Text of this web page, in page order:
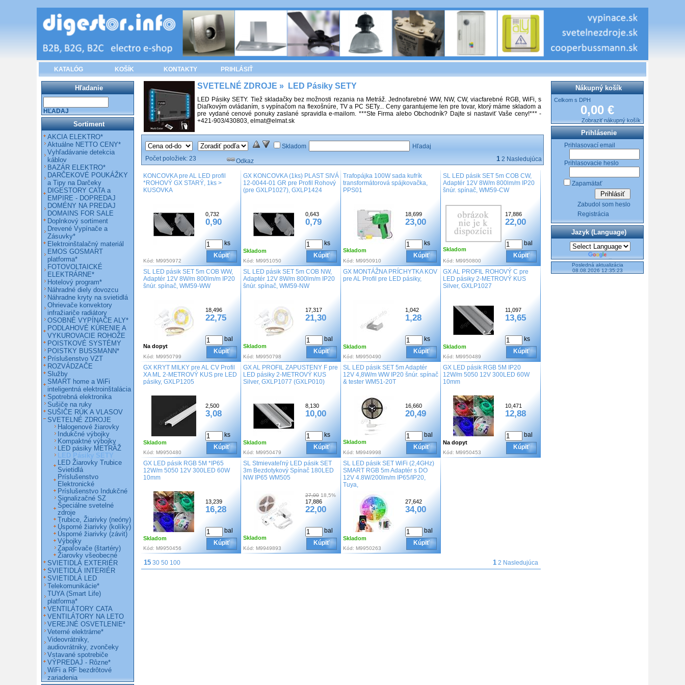
KATALÓG KOŠÍK KONTAKTY PRIHLÁSIŤ
SVETELNÉ ZDROJE » LED Pásiky SETY
LED Pásiky SETY. Tiež skladačky bez možnosti rezania na Metráž. Jednofarebné WW, NW, CW, viacfarebné RGB, WiFi, s
Diaľkovým ovládaním, s vypínačom na flexošnúre, TV a PC SETy... Ceny garantujeme len pre tovar, ktorý máme skladom a
pre vydané cenové ponuky zaslané spravidla e-mailom. ***Ste Firma alebo Obchodník? Dajte si nastaviť Vaše ceny!*** -
+421-903/430803, elmat@elmat.sk
Skladom
Hľadaj
Počet položiek: 23 Odkaz 1 2 Nasledujúca
KONCOVKA pre AL LED profil
*ROHOVÝ GX STARÝ, 1ks >
KUSOVKA
0,732
0,90
ks
Kúpiť
Kód: M9950972
GX KONCOVKA (1ks) PLAST SIVÁ
12-0044-01 GR pre Profil Rohový
(pre GXLP1027), GXLP1424
0,643
0,79
ks
Kúpiť
Skladom
Kód: M9951050
Trafopájka 100W sada kufrík
transformátorová spájkovačka,
PPS01
18,699
23,00
ks
Kúpiť
Skladom
Kód: M9950910
SL LED pásik SET 5m COB CW,
Adaptér 12V 8W/m 800lm/m IP20
šnúr. spínač, WM59-CW
17,886
22,00
bal
Kúpiť
Skladom
Kód: M9950800
SL LED pásik SET 5m COB WW,
Adaptér 12V 8W/m 800lm/m IP20
šnúr. spínač, WM59-WW
18,496
22,75
bal
Kúpiť
Na dopyt
Kód: M9950799
SL LED pásik SET 5m COB NW,
Adaptér 12V 8W/m 800lm/m IP20
šnúr. spínač, WM59-NW
17,317
21,30
bal
Kúpiť
Skladom
Kód: M9950798
GX MONTÁŽNA PRÍCHYTKA KOV
pre AL Profil pre LED pásiky,
1,042
1,28
ks
Kúpiť
Skladom
Kód: M9950490
GX AL PROFIL ROHOVÝ C pre
LED pásiky 2-METROVÝ KUS
Silver, GXLP1027
11,097
13,65
ks
Kúpiť
Skladom
Kód: M9950489
GX KRYT MILKY pre AL CV Profil
XA ML 2-METROVÝ KUS pre LED
pásiky, GXLP1205
2,500
3,08
ks
Kúpiť
Skladom
Kód: M9950480
GX AL PROFIL ZAPUSTENY F pre
LED pásiky 2-METROVÝ KUS
Silver, GXLP1077 (GXLP010)
8,130
10,00
ks
Kúpiť
Skladom
Kód: M9950479
SL LED pásik SET 5m Adaptér
12V 4,8W/m WW IP20 šnúr. spínač
& tester WM51-20T
16,660
20,49
bal
Kúpiť
Skladom
Kód: M9949998
GX LED pásik RGB 5M IP20
12W/m 5050 12V 300LED 60W
10mm
10,471
12,88
bal
Kúpiť
Na dopyt
Kód: M9950453
GX LED pásik RGB 5M *IP65
12W/m 5050 12V 300LED 60W
10mm
13,239
16,28
bal
Kúpiť
Skladom
Kód: M9950456
SL Stmievateľný LED pásik SET
3m Bezdotykový Spínač 180LED
NW IP65 WM505
27,00 18,5%
17,886
22,00
bal
Kúpiť
Skladom
Kód: M9949893
SL LED pásik SET WiFi (2,4GHz)
SMART RGB 5m Adaptér s DO
12V 4.8W/200lm/m IP65/IP20,
Tuya,
27,642
34,00
bal
Kúpiť
Skladom
Kód: M9950263
15 30 50 100 1 2 Nasledujúca
Hľadanie
HĽADAJ
Sortiment
AKCIA ELEKTRO*
Aktuálne NETTO CENY*
Vyhľadávanie detekcia
káblov
BAZÁR ELEKTRO*
DARČEKOVÉ POUKÁŽKY
a Tipy na Darčeky
DIGESTORY CATA a
EMPIRE - DOPREDAJ
DOMÉNY NA PREDAJ
DOMAINS FOR SALE
Doplnkový sortiment
Drevené Vypínače a
Zásuvky*
Elektroinštalačný materiál
EMOS GOSMART
platforma*
FOTOVOLTAICKÉ
ELEKTRÁRNE*
Hotelový program*
Náhradné diely dovozcu
Náhradne kryty na svietidlá
Ohrievače konvektory
infražiariče radiátory
OSOBNÉ VYPÍNAČE ALY*
PODLAHOVÉ KÚRENIE A
VYKUROVACIE ROHOŽE
POISTKOVÉ SYSTÉMY
POISTKY BUSSMANN*
Príslušenstvo VZT
ROZVÁDZAČE
Služby
SMART home a WiFi
inteligentná elektroinštalácia
Spotrebná elektronika
Sušiče na ruky
SUŠIČE RÚK A VLASOV
SVETELNÉ ZDROJE
Halogenové žiarovky
Indukčné výbojky
Kompaktné výbojky
LED pásiky METRÁŽ
LED Pásiky SETY
LED Žiarovky Trubice
Svietidlá
Príslušenstvo
Elektronické
Príslušenstvo Indukčné
Signalizačné SZ
Špeciálne svetelné
zdroje
Trubice, Žiarivky (neóny)
Úsporné žiarivky (kolíky)
Úsporné žiarivky (závit)
Výbojky
Zapaľovače (štartéry)
Žiarovky všeobecné
SVIETIDLÁ EXTERIÉR
SVIETIDLÁ INTERIÉR
SVIETIDLÁ LED
Telekomunikácie*
TUYA (Smart Life)
platforma*
VENTILÁTORY CATA
VENTILÁTORY NA LETO
VEREJNÉ OSVETLENIE*
Veterné elektrárne*
Videovrátniky,
audiovrátniky, zvončeky
Vstavané spotrebiče
VÝPREDAJ - Rôzne*
WiFi a RF bezdrôtové
zariadenia
Nákupný košík
Celkom s DPH
0,00 €
Zobraziť nákupný košík
Prihlásenie
Prihlasovací email
Prihlasovacie heslo
Zapamätať
Zabudol som heslo
Registrácia
Jazyk (Language)
Posledná aktualizácia
08.08.2026 12:35:23